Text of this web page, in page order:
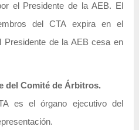
el Presidente de la AEB. El
del CTA expira en el
Presidente de la AEB cesa en
del Comité de Árbitros.
es el órgano ejecutivo del